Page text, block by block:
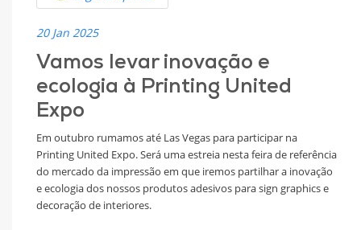
20 Jan 2025
Vamos levar inovação e
ecologia à Printing United
Expo
Em outubro rumamos até Las Vegas para participar na
Printing United Expo. Será uma estreia nesta feira de referência
do mercado da impressão em que iremos partilhar a inovação
e ecologia dos nossos produtos adesivos para sign graphics e
decoração de interiores.